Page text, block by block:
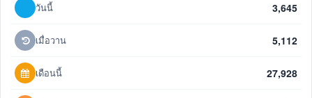
วันนี้ 3,645
เมื่อวาน 5,112
เดือนนี้ 27,928